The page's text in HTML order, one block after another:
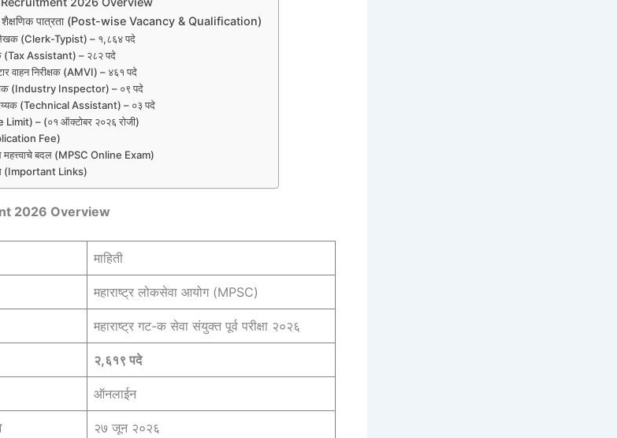
शैक्षणिक पात्रता (Post-wise Vacancy & Qualification)
(Clerk-Typist) – १,८६४ पदे
(Tax Assistant) – २८२ पदे
वाहन निरीक्षक (AMVI) – ४६१ पदे
(Industry Inspector) – ०९ पदे
(Technical Assistant) – ०३ पदे
Limit) – (०१ ऑक्टोबर २०२६ रोजी)
Fee)
महत्त्वाचे बदल (MPSC Online Exam)
(Important Links)
2026 Overview
माहिती
महाराष्ट्र लोकसेवा आयोग (MPSC)
महाराष्ट्र गट-क सेवा संयुक्त पूर्व परीक्षा २०२६
२,६१९ पदे
ऑनलाईन
२७ जून २०२६